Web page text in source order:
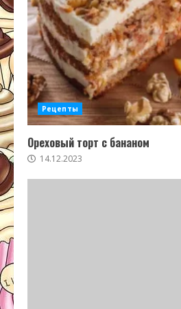
Рецепты
Ореховый торт с бананом
14.12.2023